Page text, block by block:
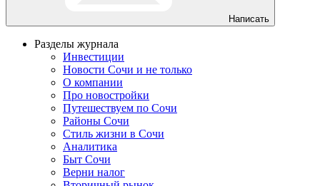
Написать
Разделы журнала
Инвестиции
Новости Сочи и не только
О компании
Про новостройки
Путешествуем по Сочи
Районы Сочи
Стиль жизни в Сочи
Аналитика
Быт Сочи
Верни налог